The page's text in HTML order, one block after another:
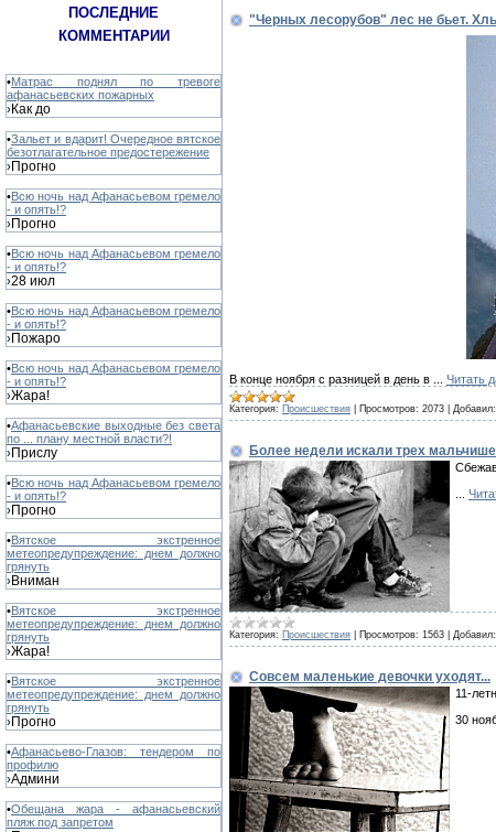
ПОСЛЕДНИЕ
КОММЕНТАРИИ
•Матрас поднял по тревоге
афанасьевских пожарных
›Как до
•Зальет и вдарит! Очередное вятское
безотлагательное предостережение
›Прогно
•Всю ночь над Афанасьевом гремело
- и опять!?
›Прогно
•Всю ночь над Афанасьевом гремело
- и опять!?
›28 июл
•Всю ночь над Афанасьевом гремело
- и опять!?
›Пожаро
•Всю ночь над Афанасьевом гремело
- и опять!?
›Жара!
•Афанасьевские выходные без света
по ... плану местной власти?!
›Прислу
•Всю ночь над Афанасьевом гремело
- и опять!?
›Прогно
•Вятское экстренное
метеопредупреждение: днем должно
грянуть
›Вниман
•Вятское экстренное
метеопредупреждение: днем должно
грянуть
›Жара!
•Вятское экстренное
метеопредупреждение: днем должно
грянуть
›Прогно
•Афанасьево-Глазов: тендером по
профилю
›Админи
•Обещана жара - афанасьевский
пляж под запретом
"Черных лесорубов" лес не бьет.
В конце ноября с разницей в день в Читать
Категория: Происшествия Просмотров: 2073 Добавил:
Более недели искали трех
Категория: Происшествия Просмотров: 1563 Добавил:
Совсем маленькие девочки уходят...
11-
30